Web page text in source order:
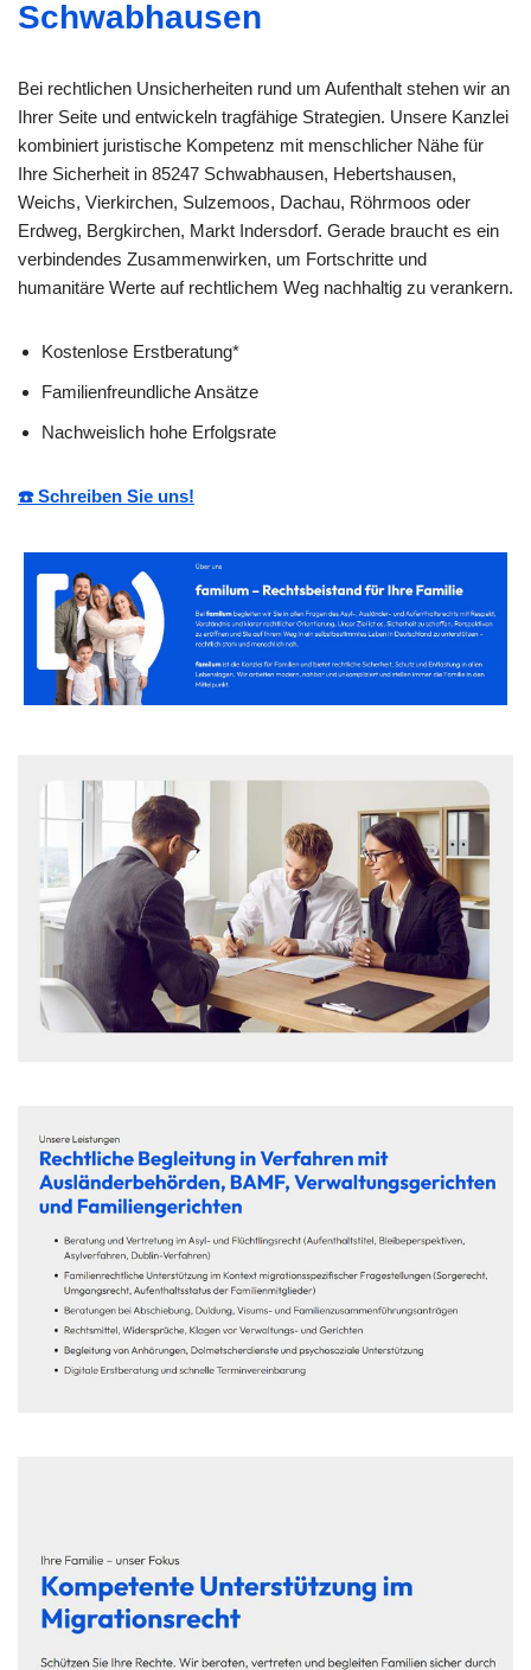
Schwabhausen
Bei rechtlichen Unsicherheiten rund um Aufenthalt stehen wir an
Ihrer Seite und entwickeln tragfähige Strategien. Unsere Kanzlei
kombiniert juristische Kompetenz mit menschlicher Nähe für
Ihre Sicherheit in 85247 Schwabhausen, Hebertshausen,
Weichs, Vierkirchen, Sulzemoos, Dachau, Röhrmoos oder
Erdweg, Bergkirchen, Markt Indersdorf. Gerade braucht es ein
verbindendes Zusammenwirken, um Fortschritte und
humanitäre Werte auf rechtlichem Weg nachhaltig zu verankern.
Kostenlose Erstberatung*
Familienfreundliche Ansätze
Nachweislich hohe Erfolgsrate
☎️ Schreiben Sie uns!